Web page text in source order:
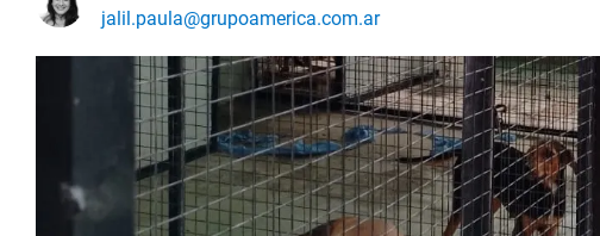
jalil.paula@grupoamerica.com.ar